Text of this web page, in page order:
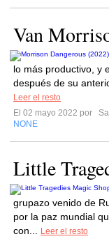
Van
lo más productivo, y
después de su
Leer el resto
El 02 mayo 2022 por
NONE
Little
grupazo venido de
por la paz mundial
con...
Leer el resto